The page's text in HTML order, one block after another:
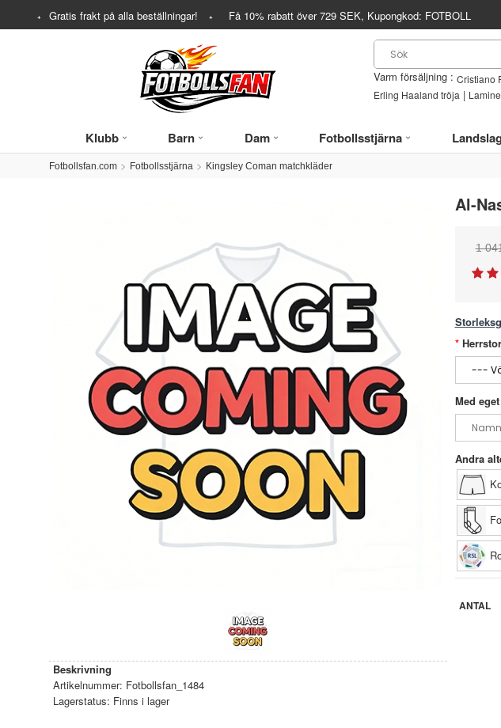
Gratis frakt på alla beställningar! Få 10% rabatt över729 SEK, Kupongkod: FOTBOLL
Varm försäljning : Cristiano
Erling Haaland tröja |
Klubb Barn Dam Fotbollsstjärna Landslag
Fotbollsfan.com Fotbollsstjärna Kingsley Coman matchkläder
Beskrivning
Artikelnummer: Fotbollsfan_1484
Lagerstatus: Finns i lager
Al-
1
Med
Andra
ANTAL